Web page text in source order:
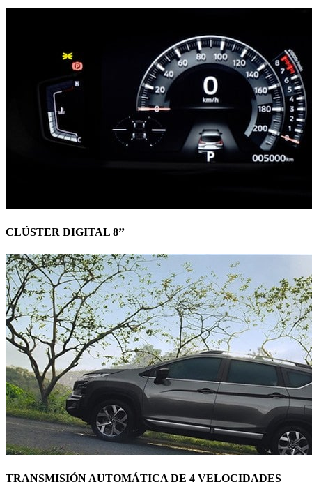
CLÚSTER DIGITAL 8’’
TRANSMISIÓN AUTOMÁTICA DE 4 VELOCIDADES